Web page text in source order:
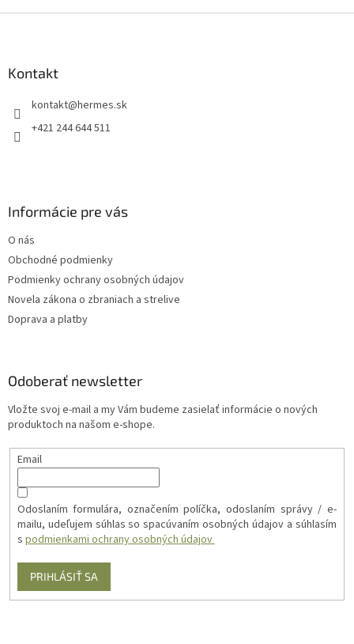
Kontakt
kontakt@hermes.sk
+421 244 644 511
Informácie pre vás
O nás
Obchodné podmienky
Podmienky ochrany osobných údajov
Novela zákona o zbraniach a strelive
Doprava a platby
Odoberať newsletter
Vložte svoj e-mail a my Vám budeme zasielať informácie o nových
produktoch na našom e-shope.
Email
Odoslaním formulára, označením políčka, odoslaním správy / e-
mailu, udeľujem súhlas so spacúvaním osobných údajov a súhlasím
s podmienkami ochrany osobných údajov
PRIHLÁSIŤ SA